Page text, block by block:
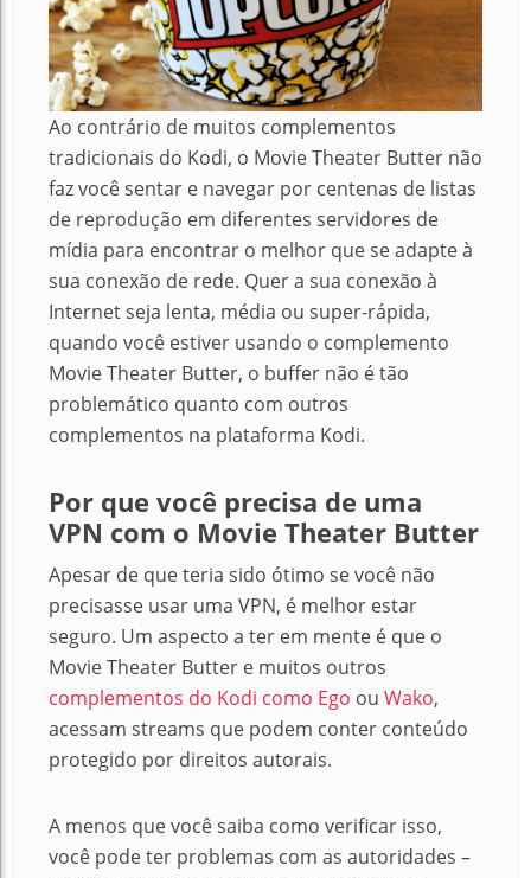
Ao contrário de muitos complementos
tradicionais do Kodi, o Movie Theater Butter não
faz você sentar e navegar por centenas de listas
de reprodução em diferentes servidores de
mídia para encontrar o melhor que se adapte à
sua conexão de rede. Quer a sua conexão à
Internet seja lenta, média ou super-rápida,
quando você estiver usando o complemento
Movie Theater Butter, o buffer não é tão
problemático quanto com outros
complementos na plataforma Kodi.
Por que você precisa de uma
VPN com o Movie Theater Butter
Apesar de que teria sido ótimo se você não
precisasse usar uma VPN, é melhor estar
seguro. Um aspecto a ter em mente é que o
Movie Theater Butter e muitos outros
complementos do Kodi como Ego ou Wako,
acessam streams que podem conter conteúdo
protegido por direitos autorais.
A menos que você saiba como verificar isso,
você pode ter problemas com as autoridades –